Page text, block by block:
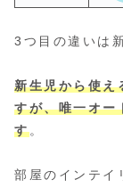
3つ目の違いは
新生児から使え
すが、唯一オー
す。
部屋のインテイ